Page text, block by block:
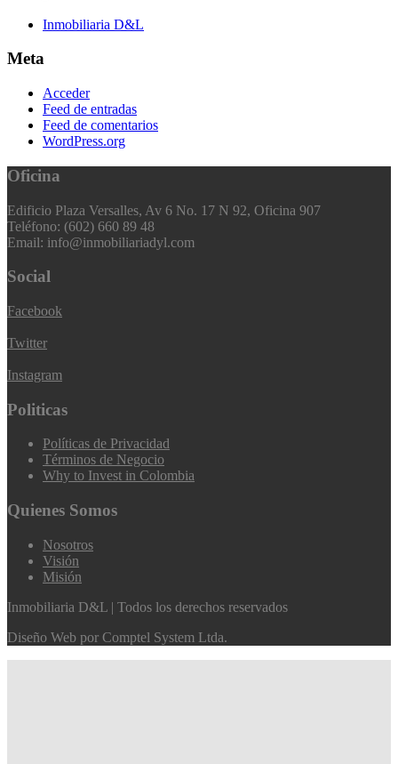
Inmobiliaria D&L
Meta
Acceder
Feed de entradas
Feed de comentarios
WordPress.org
Oficina
Edificio Plaza Versalles, Av 6 No. 17 N 92, Oficina 907
Teléfono: (602) 660 89 48
Email: info@inmobiliariadyl.com
Social
Facebook
Twitter
Instagram
Politicas
Políticas de Privacidad
Términos de Negocio
Why to Invest in Colombia
Quienes Somos
Nosotros
Visión
Misión
Inmobiliaria D&L | Todos los derechos reservados
Diseño Web por Comptel System Ltda.